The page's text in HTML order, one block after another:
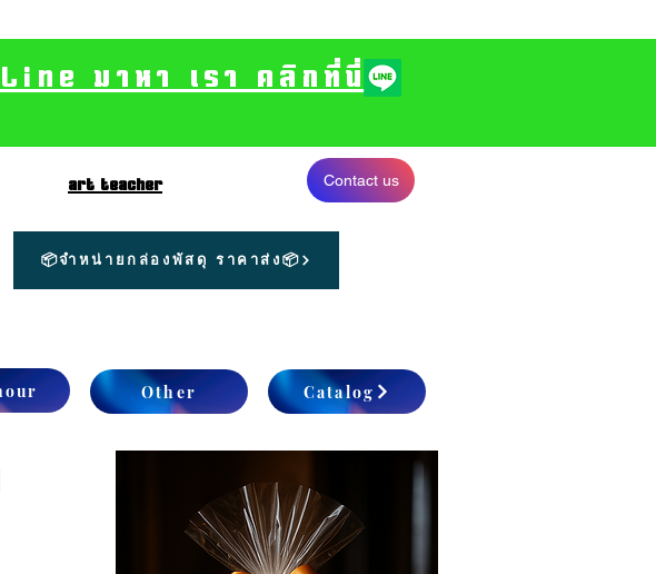
มาหา เรา คลิกที่นี่
art teacher Contact us
📦จำหน่ายกล่องพัสดุ ราคาส่ง📦
Other Catalog